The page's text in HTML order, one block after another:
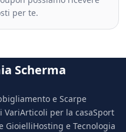
per te.
Scherma
e Scarpe
VariArticoli per la casaSport
GioielliHosting e Tecnologia